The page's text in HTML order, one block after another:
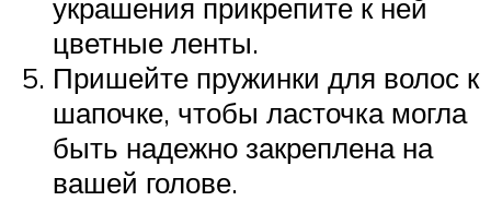
украшения прикрепите к ней
цветные ленты.
Пришейте пружинки для волос к
шапочке, чтобы ласточка могла
быть надежно закреплена на
вашей голове.